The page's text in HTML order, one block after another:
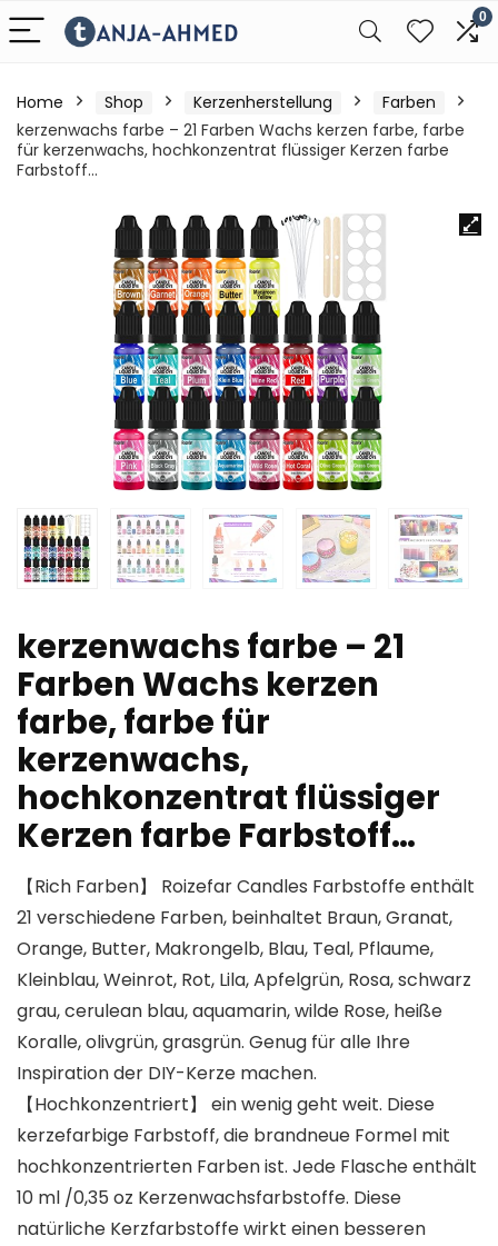
0
Home Shop Kerzenherstellung
Farben
kerzenwachs farbe – 21 Farben Wachs kerzen farbe, farbe
für kerzenwachs, hochkonzentrat flüssiger Kerzen farbe
Farbstoff…
kerzenwachs farbe – 21
Farben Wachs kerzen
farbe, farbe für
kerzenwachs,
hochkonzentrat flüssiger
Kerzen farbe Farbstoff…
【Rich Farben】 Roizefar Candles Farbstoffe enthält
21 verschiedene Farben, beinhaltet Braun, Granat,
Orange, Butter, Makrongelb, Blau, Teal, Pflaume,
Kleinblau, Weinrot, Rot, Lila, Apfelgrün, Rosa, schwarz
grau, cerulean blau, aquamarin, wilde Rose, heiße
Koralle, olivgrün, grasgrün. Genug für alle Ihre
Inspiration der DIY-Kerze machen.
【Hochkonzentriert】 ein wenig geht weit. Diese
kerzefarbige Farbstoff, die brandneue Formel mit
hochkonzentrierten Farben ist. Jede Flasche enthält
10 ml /0,35 oz Kerzenwachsfarbstoffe. Diese
natürliche Kerzfarbstoffe wirkt einen besseren